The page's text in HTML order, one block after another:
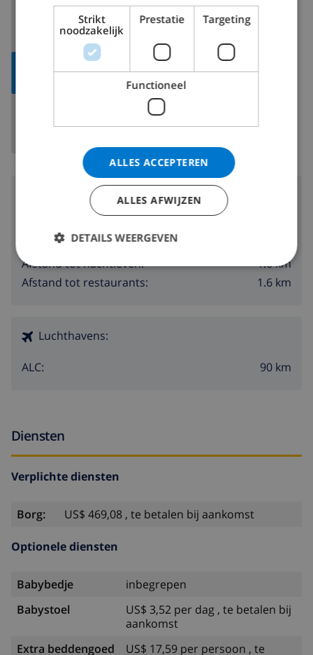
Spanje>Costa Blanca>Calpe
Omgeving
Afstand tot winkels:
Afstand tot nachtleven:
1.6 km
Afstand tot restaurants:
1.6 km
Luchthavens:
ALC: 90 km
Diensten
Verplichte diensten
Borg: US$ 469,08 , te betalen bij aankomst
Optionele diensten
Babybedje
inbegrepen
Babystoel
US$ 3,52 per dag , te betalen bij
aankomst
Extra beddengoed
US$ 17,59 per persoon , te
Strikt
noodzakelijk
Prestatie Targeting
Functioneel
ALLES ACCEPTEREN
ALLES AFWIJZEN
DETAILS WEERGEVEN